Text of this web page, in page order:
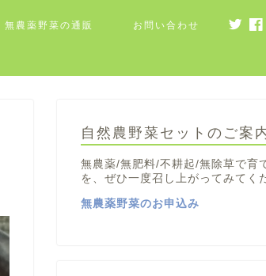
無農薬野菜の通販 お問い合わせ
自然農野菜セットのご案
無農薬/無肥料/不耕起/無除草で育
を、ぜひ一度召し上がってみてく
無農薬野菜のお申込み